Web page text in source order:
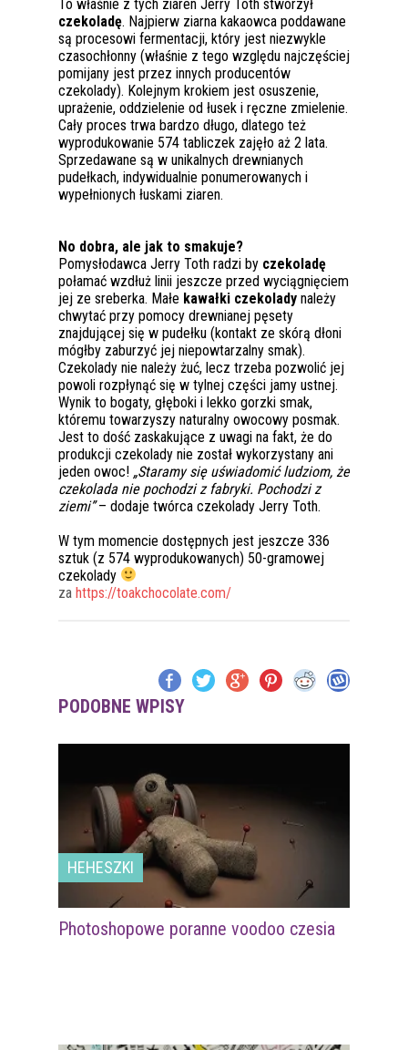
To właśnie z tych ziaren Jerry Toth stworzył
czekoladę. Najpierw ziarna kakaowca poddawane
są procesowi fermentacji, który jest niezwykle
czasochłonny (właśnie z tego względu najczęściej
pomijany jest przez innych producentów
czekolady). Kolejnym krokiem jest osuszenie,
uprażenie, oddzielenie od łusek i ręczne zmielenie.
Cały proces trwa bardzo długo, dlatego też
wyprodukowanie 574 tabliczek zajęło aż 2 lata.
Sprzedawane są w unikalnych drewnianych
pudełkach, indywidualnie ponumerowanych i
wypełnionych łuskami ziaren.
No dobra, ale jak to smakuje?
Pomysłodawca Jerry Toth radzi by czekoladę
połamać wzdłuż linii jeszcze przed wyciągnięciem
jej ze sreberka. Małe kawałki czekolady należy
chwytać przy pomocy drewnianej pęsety
znajdującej się w pudełku (kontakt ze skórą dłoni
mógłby zaburzyć jej niepowtarzalny smak).
Czekolady nie należy żuć, lecz trzeba pozwolić jej
powoli rozpłynąć się w tylnej części jamy ustnej.
Wynik to bogaty, głęboki i lekko gorzki smak,
któremu towarzyszy naturalny owocowy posmak.
Jest to dość zaskakujące z uwagi na fakt, że do
produkcji czekolady nie został wykorzystany ani
jeden owoc! „Staramy się uświadomić ludziom, że
czekolada nie pochodzi z fabryki. Pochodzi z
ziemi”– dodaje twórca czekolady Jerry Toth.
W tym momencie dostępnych jest jeszcze 336
sztuk (z 574 wyprodukowanych) 50-gramowej
czekolady
za https://toakchocolate.com/
PODOBNE WPISY
HEHESZKI
Photoshopowe poranne voodoo czesia